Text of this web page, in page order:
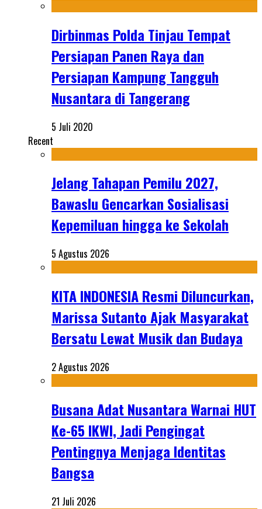
Dirbinmas Polda Tinjau Tempat
Persiapan Panen Raya dan
Persiapan Kampung Tangguh
Nusantara di Tangerang
5 Juli 2020
Recent
Jelang Tahapan Pemilu 2027,
Bawaslu Gencarkan Sosialisasi
Kepemiluan hingga ke Sekolah
5 Agustus 2026
KITA INDONESIA Resmi Diluncurkan,
Marissa Sutanto Ajak Masyarakat
Bersatu Lewat Musik dan Budaya
2 Agustus 2026
Busana Adat Nusantara Warnai HUT
Ke-65 IKWI, Jadi Pengingat
Pentingnya Menjaga Identitas
Bangsa
21 Juli 2026